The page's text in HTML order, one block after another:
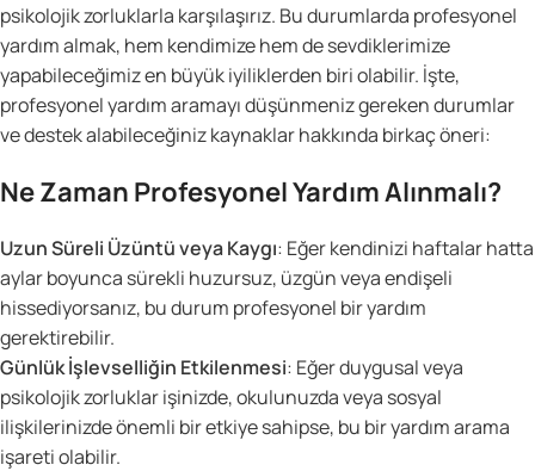
psikolojik zorluklarla karşılaşırız. Bu durumlarda profesyonel
yardım almak, hem kendimize hem de sevdiklerimize
yapabileceğimiz en büyük iyiliklerden biri olabilir. İşte,
profesyonel yardım aramayı düşünmeniz gereken durumlar
ve destek alabileceğiniz kaynaklar hakkında birkaç öneri:
Ne Zaman Profesyonel Yardım Alınmalı?
Uzun Süreli Üzüntü veya Kaygı: Eğer kendinizi haftalar hatta
aylar boyunca sürekli huzursuz, üzgün veya endişeli
hissediyorsanız, bu durum profesyonel bir yardım
gerektirebilir.
Günlük İşlevselliğin Etkilenmesi: Eğer duygusal veya
psikolojik zorluklar işinizde, okulunuzda veya sosyal
ilişkilerinizde önemli bir etkiye sahipse, bu bir yardım arama
işareti olabilir.